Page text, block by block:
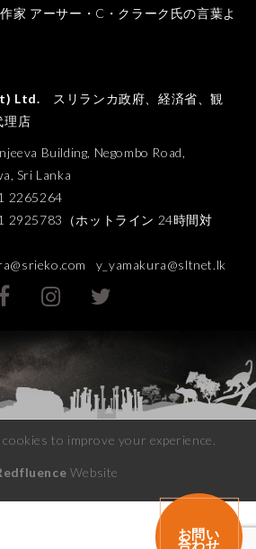
お問い
合わせ
ーサー・C・クラーク氏の言葉よ
Ltd. スリランカ政府、経済省、観
理店
Building, Negombo Road,
Sri Lanka
2265264
（ホットライン 24時間対
y_yamakura@sltnet.lk
to improve your experience.
Website